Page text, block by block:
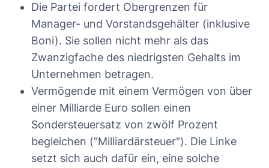
Die Partei fordert Obergrenzen für
Manager- und Vorstandsgehälter (inklusive
Boni). Sie sollen nicht mehr als das
Zwanzigfache des niedrigsten Gehalts im
Unternehmen betragen.
Vermögende mit einem Vermögen von über
einer Milliarde Euro sollen einen
Sondersteuersatz von zwölf Prozent
begleichen ("Milliardärsteuer"). Die Linke
setzt sich auch dafür ein, eine solche